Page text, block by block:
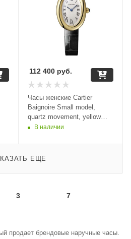
Часы женские Cartier
Baignoire Small model,
quartz movement, yellow
gold WGBA0022
В наличии
112 400руб.
ЕЩЕ
3 7
продает брендовые наручные часы.